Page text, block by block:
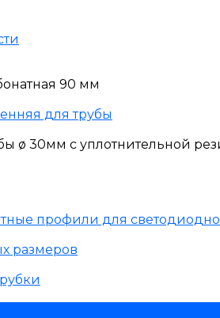
90 мм
для трубы
ø 30мм с уплотнительной
профили для
размеров